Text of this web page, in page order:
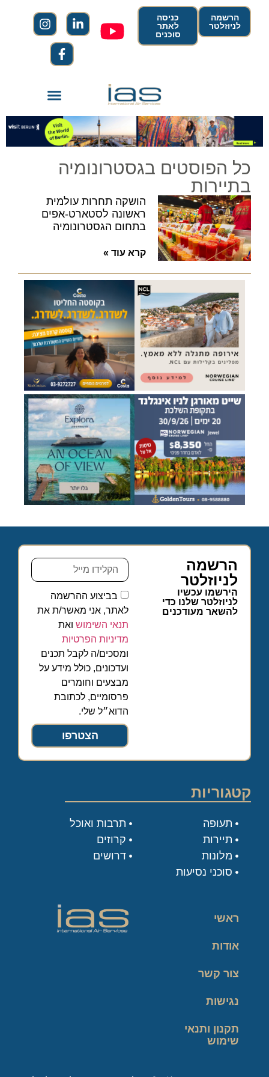
הרשמה
לניוזלטר
כניסה
לאתר
סוכנים
כל הפוסטים בגסטרונומיה
בתיירות
הושקה תחרות עולמית
ראשונה לסטארט-אפים
בתחום הגסטרונומיה
קרא עוד »
הרשמה
לניוזלטר
הירשמו עכשיו
לניוזלטר שלנו כדי
להשאר מעודכנים
בביצוע ההרשמה
לאתר, אני מאשר/ת את
תנאי השימוש ואת
מדיניות הפרטיות
ומסכים/ה לקבל תכנים
ועדכונים, כולל מידע על
מבצעים וחומרים
פרסומיים, לכתובת
הדוא״ל שלי.
הצטרפו
קטגוריות
תעופה
תיירות
מלונות
סוכני נסיעות
תרבות ואוכל
קרוזים
דרושים
ראשי
אודות
צור קשר
נגישות
תקנון ותנאי
שימוש